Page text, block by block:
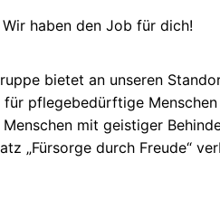
haben den Job für dich!
bietet an unseren
für pflegebedürftige
mit geistiger
„Fürsorge durch Freude“